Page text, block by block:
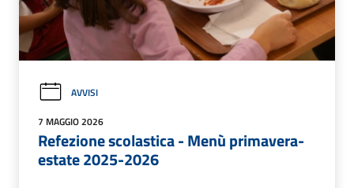
AVVISI
7 MAGGIO 2026
Refezione scolastica - Menù primavera-
estate 2025-2026